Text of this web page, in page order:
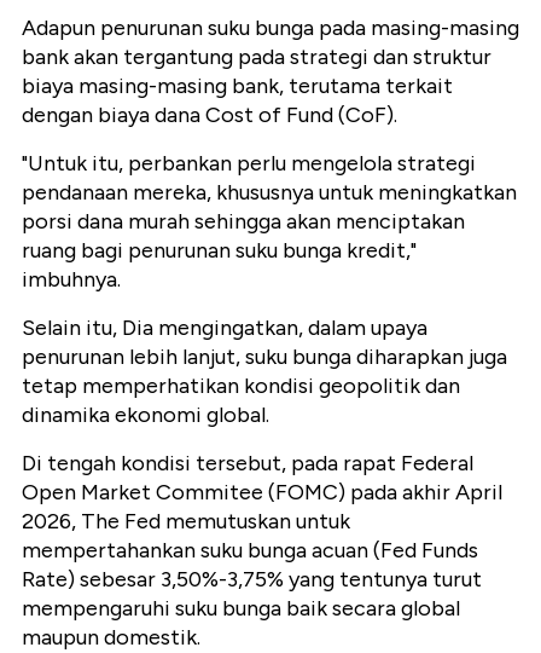
Adapun penurunan suku bunga pada masing-masing
bank akan tergantung pada strategi dan struktur
biaya masing-masing bank, terutama terkait
dengan biaya dana Cost of Fund (CoF).
"Untuk itu, perbankan perlu mengelola strategi
pendanaan mereka, khususnya untuk meningkatkan
porsi dana murah sehingga akan menciptakan
ruang bagi penurunan suku bunga kredit,"
imbuhnya.
Selain itu, Dia mengingatkan, dalam upaya
penurunan lebih lanjut, suku bunga diharapkan juga
tetap memperhatikan kondisi geopolitik dan
dinamika ekonomi global.
Di tengah kondisi tersebut, pada rapat Federal
Open Market Commitee (FOMC) pada akhir April
2026, The Fed memutuskan untuk
mempertahankan suku bunga acuan (Fed Funds
Rate) sebesar 3,50%-3,75% yang tentunya turut
mempengaruhi suku bunga baik secara global
maupun domestik.